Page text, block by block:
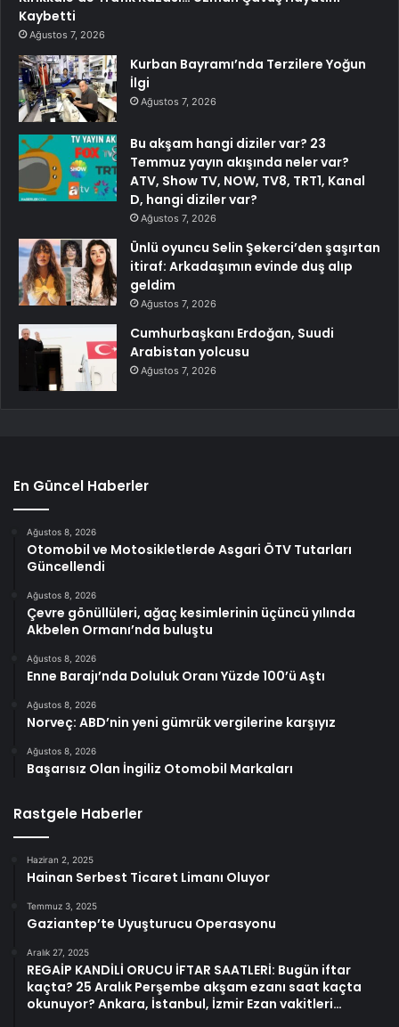
Kaybetti
Ağustos 7, 2026
Kurban Bayramı’nda Terzilere Yoğun
İlgi
Ağustos 7, 2026
Bu akşam hangi diziler var? 23
Temmuz yayın akışında neler var?
ATV, Show TV, NOW, TV8, TRT1, Kanal
D, hangi diziler var?
Ağustos 7, 2026
Ünlü oyuncu Selin Şekerci’den şaşırtan
itiraf: Arkadaşımın evinde duş alıp
geldim
Ağustos 7, 2026
Cumhurbaşkanı Erdoğan, Suudi
Arabistan yolcusu
Ağustos 7, 2026
En Güncel Haberler
Ağustos 8, 2026
Otomobil ve Motosikletlerde Asgari ÖTV Tutarları
Güncellendi
Ağustos 8, 2026
Çevre gönüllüleri, ağaç kesimlerinin üçüncü yılında
Akbelen Ormanı’nda buluştu
Ağustos 8, 2026
Enne Barajı’nda Doluluk Oranı Yüzde 100’ü Aştı
Ağustos 8, 2026
Norveç: ABD’nin yeni gümrük vergilerine karşıyız
Ağustos 8, 2026
Başarısız Olan İngiliz Otomobil Markaları
Rastgele Haberler
Haziran 2, 2025
Hainan Serbest Ticaret Limanı Oluyor
Temmuz 3, 2025
Gaziantep’te Uyuşturucu Operasyonu
Aralık 27, 2025
REGAİP KANDİLİ ORUCU İFTAR SAATLERİ: Bugün iftar
kaçta? 25 Aralık Perşembe akşam ezanı saat kaçta
okunuyor? Ankara, İstanbul, İzmir Ezan vakitleri…